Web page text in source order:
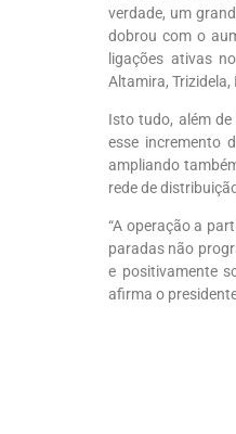
verdade, um
dobrou com o
ligações ativas
Altamira,
Isto tudo, além
esse incremento
ampliando
rede de
“A operação a
paradas não
e positivamente
afirma o